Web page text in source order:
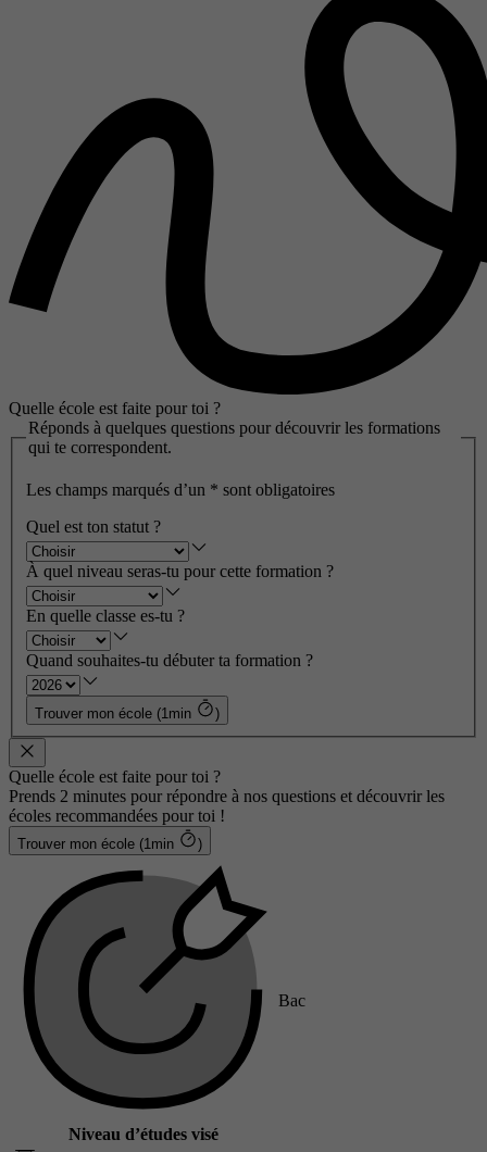
Quelle école est faite pour toi ?
Réponds à quelques questions pour découvrir les formations
qui te correspondent.
Les champs marqués d’un * sont obligatoires
Quel est ton statut ?
À quel niveau seras-tu pour cette formation ?
En quelle classe es-tu ?
Quand souhaites-tu débuter ta formation ?
Trouver mon école (1min )
Quelle école est faite pour toi ?
Prends 2 minutes pour répondre à nos questions et découvrir les
écoles recommandées pour toi !
Trouver mon école (1min )
Niveau d’études visé
Bac